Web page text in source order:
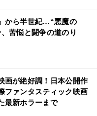
から半世紀…“悪魔の
苦悩と闘争の道のり
画が絶好調！日本公開作
ファンタスティック映画
最新ホラーまで